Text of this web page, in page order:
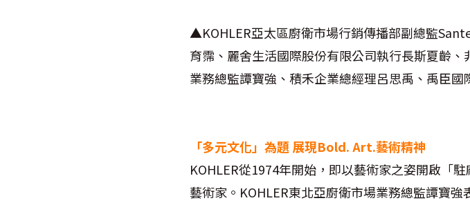
▲KOHLER亞太區廚衛市場行銷傳播部副總監
育霈、麗舍生活國際股份有限公司執行長斯夏齡
業務總監譚寶強、積禾企業總經理呂思禹、禹臣國
「多元文化」為題 展現Bold. Art.藝術精神
KOHLER從1974年開始，即以藝術家之姿開啟「
藝術家。KOHLER東北亞廚衛市場業務總監譚寶